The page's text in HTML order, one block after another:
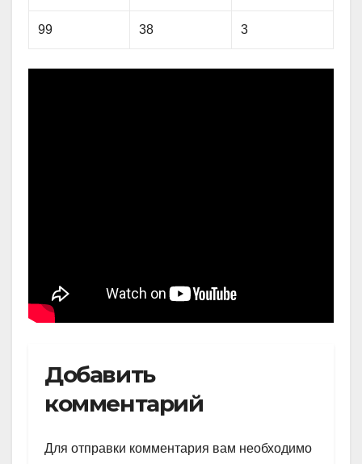
99 38 3
Добавить
комментарий
Для отправки комментария вам необходимо